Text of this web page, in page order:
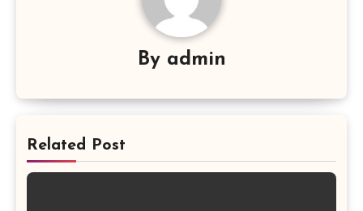
By admin
Related Post